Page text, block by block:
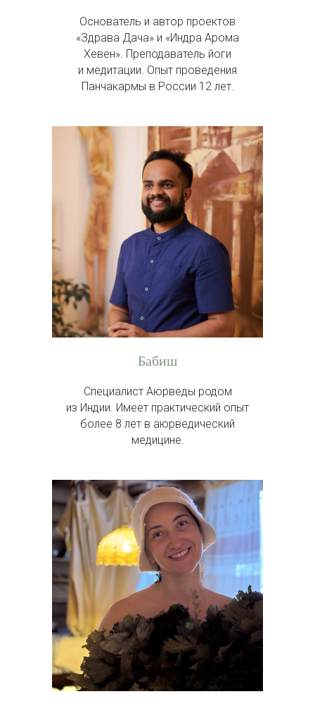
Основатель и автор проектов
«Здрава Дача» и «Индра Арома
Хевен». Преподаватель йоги
и медитации. Опыт проведения
Панчакармы в России 12 лет.
Бабиш
Специалист Аюрведы родом
из Индии. Имеет практический опыт
более 8 лет в аюрведический
медицине.